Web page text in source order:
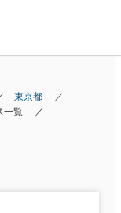
東京都
一覧